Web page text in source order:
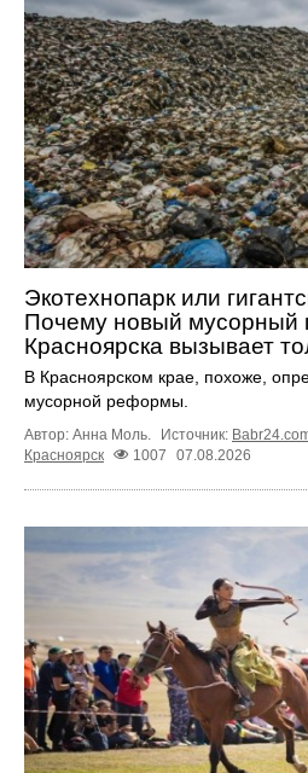
Экотехнопарк или
Почему новый мусорный
Красноярска вызывает
В Красноярском крае, похоже,
мусорной реформы.
Автор: Анна Моль. Источник:
Красноярск
1007 07.08.2026